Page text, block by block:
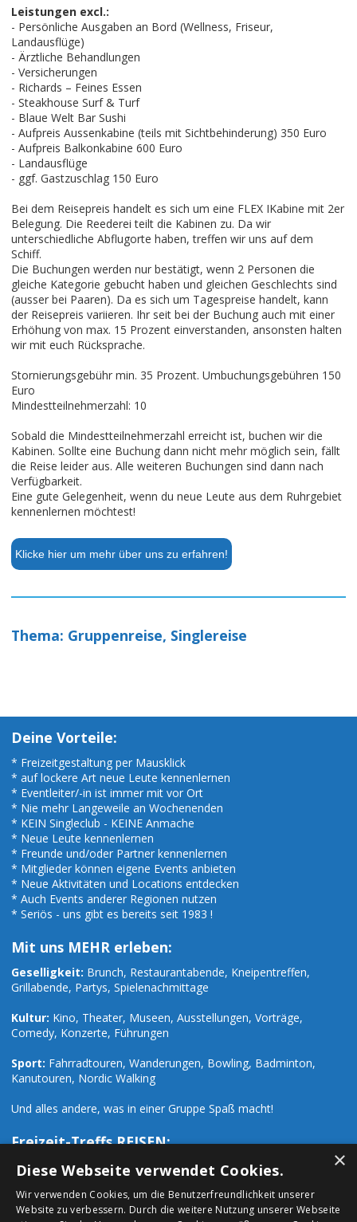
Leistungen excl.:
- Persönliche Ausgaben an Bord (Wellness, Friseur,
Landausflüge)
- Ärztliche Behandlungen
- Versicherungen
- Richards – Feines Essen
- Steakhouse Surf & Turf
- Blaue Welt Bar Sushi
- Aufpreis Aussenkabine (teils mit Sichtbehinderung) 350 Euro
- Aufpreis Balkonkabine 600 Euro
- Landausflüge
- ggf. Gastzuschlag 150 Euro
Bei dem Reisepreis handelt es sich um eine FLEX IKabine mit 2er
Belegung. Die Reederei teilt die Kabinen zu. Da wir
unterschiedliche Abflugorte haben, treffen wir uns auf dem
Schiff.
Die Buchungen werden nur bestätigt, wenn 2 Personen die
gleiche Kategorie gebucht haben und gleichen Geschlechts sind
(ausser bei Paaren). Da es sich um Tagespreise handelt, kann
der Reisepreis variieren. Ihr seit bei der Buchung auch mit einer
Erhöhung von max. 15 Prozent einverstanden, ansonsten halten
wir mit euch Rücksprache.
Stornierungsgebühr min. 35 Prozent. Umbuchungsgebühren 150
Euro
Mindestteilnehmerzahl: 10
Sobald die Mindestteilnehmerzahl erreicht ist, buchen wir die
Kabinen. Sollte eine Buchung dann nicht mehr möglich sein, fällt
die Reise leider aus. Alle weiteren Buchungen sind dann nach
Verfügbarkeit.
Eine gute Gelegenheit, wenn du neue Leute aus dem Ruhrgebiet
kennenlernen möchtest!
Klicke hier um mehr über uns zu erfahren!
Thema: Gruppenreise, Singlereise
Deine Vorteile:
* Freizeitgestaltung per Mausklick
* auf lockere Art neue Leute kennenlernen
* Eventleiter/-in ist immer mit vor Ort
* Nie mehr Langeweile an Wochenenden
* KEIN Singleclub - KEINE Anmache
* Neue Leute kennenlernen
* Freunde und/oder Partner kennenlernen
* Mitglieder können eigene Events anbieten
* Neue Aktivitäten und Locations entdecken
* Auch Events anderer Regionen nutzen
* Seriös - uns gibt es bereits seit 1983 !
Mit uns MEHR erleben:
Geselligkeit: Brunch, Restaurantabende, Kneipentreffen,
Grillabende, Partys, Spielenachmittage
Kultur: Kino, Theater, Museen, Ausstellungen, Vorträge,
Comedy, Konzerte, Führungen
Sport: Fahrradtouren, Wanderungen, Bowling, Badminton,
Kanutouren, Nordic Walking
Und alles andere, was in einer Gruppe Spaß macht!
Freizeit-Treffs REISEN:
Zusätzlich zu den zahlreichen Freizeit-Events organisieren wir
Städtetrips:Paris, London, Prag, Rom, Hamburg, Mailand u.a.
×
Diese Webseite verwendet Cookies.
Wir verwenden Cookies, um die Benutzerfreundlichkeit unserer
Website zu verbessern. Durch die weitere Nutzung unserer Webseite